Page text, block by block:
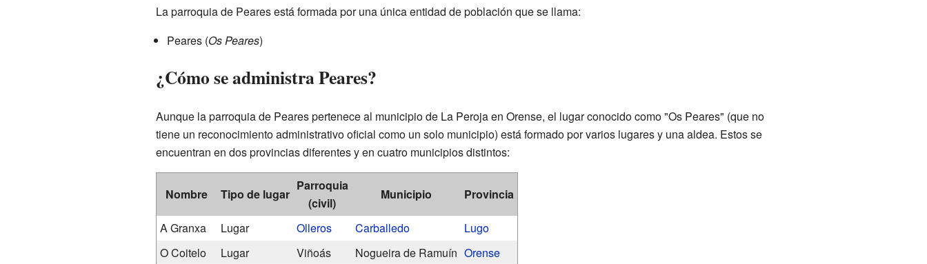
La parroquia de Peares está formada por una única entidad de población que se llama:
Peares (Os Peares)
¿Cómo se administra Peares?
Aunque la parroquia de Peares pertenece al municipio de La Peroja en Orense, el lugar conocido como "Os Peares" (que no
tiene un reconocimiento administrativo oficial como un solo municipio) está formado por varios lugares y una aldea. Estos se
encuentran en dos provincias diferentes y en cuatro municipios distintos:
Nombre Tipo de lugar
Parroquia
(civil)
Municipio Provincia
A Granxa Lugar Olleros Carballedo
Lugo
O Coitelo
Lugar Viñoás Nogueira de Ramuín Orense